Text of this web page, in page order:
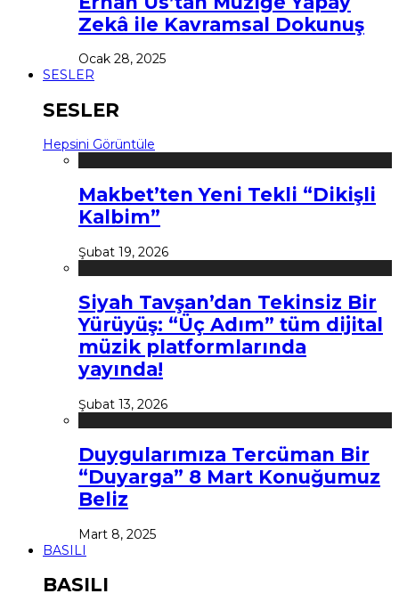
Zekâ ile Kavramsal Dokunuş
Ocak 28, 2025
SESLER
SESLER
Hepsini Görüntüle
Makbet’ten Yeni Tekli “Dikişli
Kalbim”
Şubat 19, 2026
Siyah Tavşan’dan Tekinsiz Bir
Yürüyüş: “Üç Adım” tüm dijital
müzik platformlarında
yayında!
Şubat 13, 2026
Duygularımıza Tercüman Bir
“Duyarga” 8 Mart Konuğumuz
Beliz
Mart 8, 2025
BASILI
BASILI